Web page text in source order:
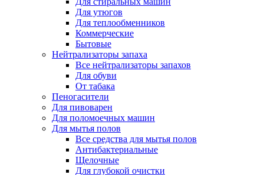
Для утюгов
Для теплообменников
Коммерческие
Бытовые
Нейтрализаторы запаха
Все нейтрализаторы запахов
Для обуви
От табака
Пеногасители
Для пивоварен
Для поломоечных машин
Для мытья полов
Все средства для мытья полов
Антибактериальные
Щелочные
Для глубокой очистки